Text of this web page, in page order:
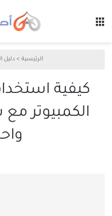
الرئيسية > دليل
كيفية
الكمبيوتر